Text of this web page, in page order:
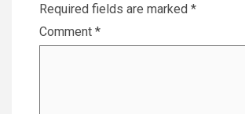
Required fields are marked *
Comment *